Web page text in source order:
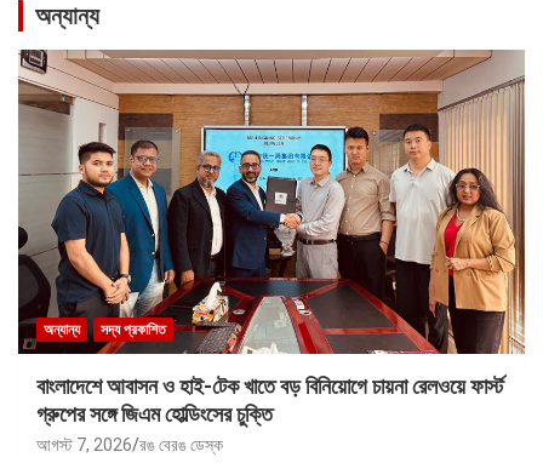
অন্যান্য
অন্যান্য সদ্য প্রকাশিত
বাংলাদেশে আবাসন ও হাই-টেক খাতে বড় বিনিয়োগে চায়না রেলওয়ে ফার্স্ট
গ্রুপের সঙ্গে জিএম হোল্ডিংসের চুক্তি
আগস্ট 7, 2026 রঙ বেরঙ ডেস্ক